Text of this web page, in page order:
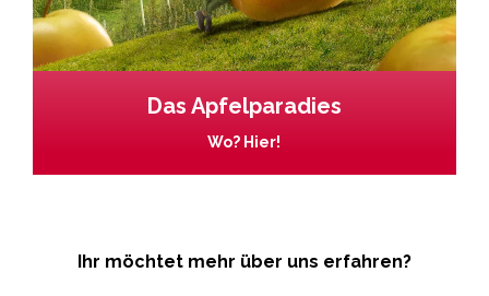
Das Apfelparadies
Wo? Hier!
Ihr möchtet mehr über uns erfahren?